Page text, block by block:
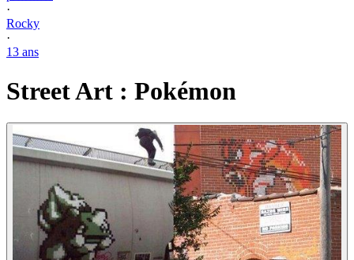
·
Rocky
·
13 ans
Street Art : Pokémon